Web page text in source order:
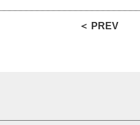
＜ PREV